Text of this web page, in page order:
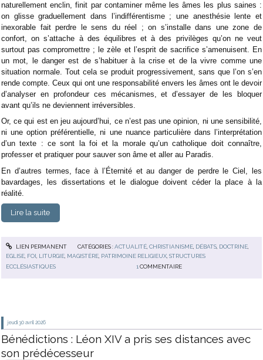
naturellement enclin, finit par contaminer même les âmes les plus saines :
on glisse graduellement dans l’indifférentisme ; une anesthésie lente et
inexorable fait perdre le sens du réel ; on s’installe dans une zone de
confort, on s’attache à des équilibres et à des privilèges qu’on ne veut
surtout pas compromettre ; le zèle et l’esprit de sacrifice s’amenuisent. En
un mot, le danger est de s’habituer à la crise et de la vivre comme une
situation normale. Tout cela se produit progressivement, sans que l’on s’en
rende compte. Ceux qui ont une responsabilité envers les âmes ont le devoir
d’analyser en profondeur ces mécanismes, et d’essayer de les bloquer
avant qu’ils ne deviennent irréversibles.
Or, ce qui est en jeu aujourd’hui, ce n’est pas une opinion, ni une sensibilité,
ni une option préférentielle, ni une nuance particulière dans l’interprétation
d’un texte : ce sont la foi et la morale qu’un catholique doit connaître,
professer et pratiquer pour sauver son âme et aller au Paradis.
En d’autres termes, face à l’Éternité et au danger de perdre le Ciel, les
bavardages, les dissertations et le dialogue doivent céder la place à la
réalité.
Lire la suite
LIEN PERMANENT CATÉGORIES :ACTUALITÉ, CHRISTIANISME, DÉBATS, DOCTRINE,
EGLISE FOI LITURGIE MAGISTÈRE PATRIMOINE RELIGIEUX ,STRUCTURES
ECCLÉSIASTIQUES
1 COMMENTAIRE
jeudi 30 avril 2026
Bénédictions : Léon XIV a pris ses distances avec
son prédécesseur